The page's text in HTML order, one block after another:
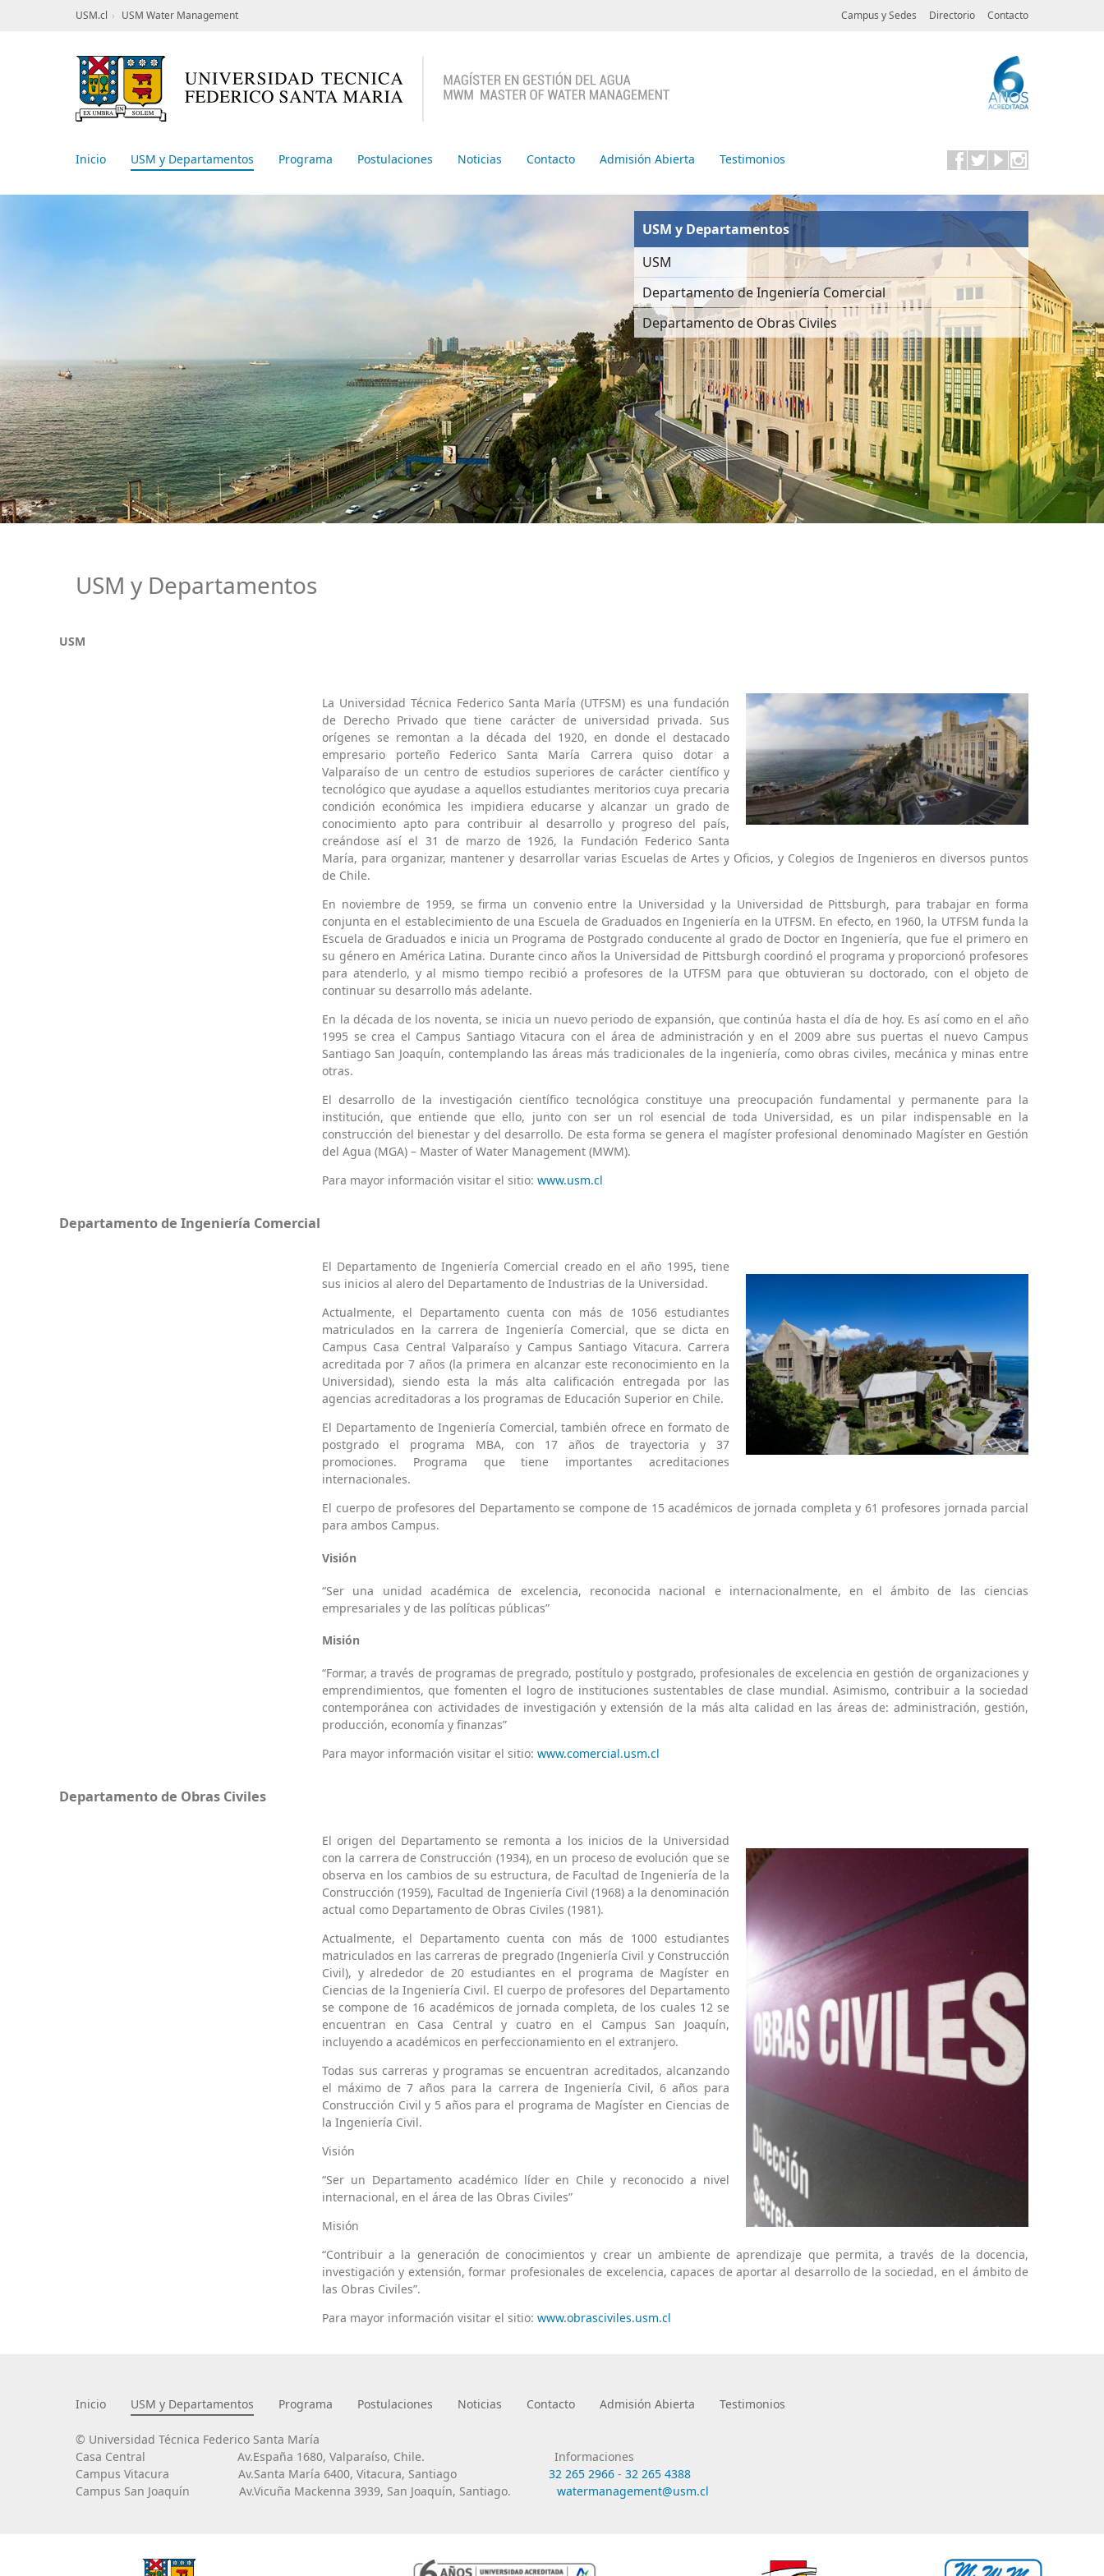
USM.cl USM Water Management Campus y Sedes Directorio Contacto
Inicio USM y Departamentos Programa Postulaciones Noticias Contacto Admisión Abierta Testimonios
USM y Departamentos
USM
Departamento de Ingeniería Comercial
Departamento de Obras Civiles
USM y Departamentos
USM
La Universidad Técnica Federico Santa María (UTFSM) es una fundación
de Derecho Privado que tiene carácter de universidad privada. Sus
orígenes se remontan a la década del 1920, en donde el destacado
empresario porteño Federico Santa María Carrera quiso dotar a
Valparaíso de un centro de estudios superiores de carácter científico y
tecnológico que ayudase a aquellos estudiantes meritorios cuya precaria
condición económica les impidiera educarse y alcanzar un grado de
conocimiento apto para contribuir al desarrollo y progreso del país,
creándose así el 31 de marzo de 1926, la Fundación Federico Santa
María, para organizar, mantener y desarrollar varias Escuelas de Artes y Oficios, y Colegios de Ingenieros en diversos puntos
de Chile.
En noviembre de 1959, se firma un convenio entre la Universidad y la Universidad de Pittsburgh, para trabajar en forma
conjunta en el establecimiento de una Escuela de Graduados en Ingeniería en la UTFSM. En efecto, en 1960, la UTFSM funda la
Escuela de Graduados e inicia un Programa de Postgrado conducente al grado de Doctor en Ingeniería, que fue el primero en
su género en América Latina. Durante cinco años la Universidad de Pittsburgh coordinó el programa y proporcionó profesores
para atenderlo, y al mismo tiempo recibió a profesores de la UTFSM para que obtuvieran su doctorado, con el objeto de
continuar su desarrollo más adelante.
En la década de los noventa, se inicia un nuevo periodo de expansión, que continúa hasta el día de hoy. Es así como en el año
1995 se crea el Campus Santiago Vitacura con el área de administración y en el 2009 abre sus puertas el nuevo Campus
Santiago San Joaquín, contemplando las áreas más tradicionales de la ingeniería, como obras civiles, mecánica y minas entre
otras.
El desarrollo de la investigación científico tecnológica constituye una preocupación fundamental y permanente para la
institución, que entiende que ello, junto con ser un rol esencial de toda Universidad, es un pilar indispensable en la
construcción del bienestar y del desarrollo. De esta forma se genera el magíster profesional denominado Magíster en Gestión
del Agua (MGA) – Master of Water Management (MWM).
Para mayor información visitar el sitio: www.usm.cl
Departamento de Ingeniería Comercial
El Departamento de Ingeniería Comercial creado en el año 1995, tiene
sus inicios al alero del Departamento de Industrias de la Universidad.
Actualmente, el Departamento cuenta con más de 1056 estudiantes
matriculados en la carrera de Ingeniería Comercial, que se dicta en
Campus Casa Central Valparaíso y Campus Santiago Vitacura. Carrera
acreditada por 7 años (la primera en alcanzar este reconocimiento en la
Universidad), siendo esta la más alta calificación entregada por las
agencias acreditadoras a los programas de Educación Superior en Chile.
El Departamento de Ingeniería Comercial, también ofrece en formato de
postgrado el programa MBA, con 17 años de trayectoria y 37
promociones. Programa que tiene importantes acreditaciones
internacionales.
El cuerpo de profesores del Departamento se compone de 15 académicos de jornada completa y 61 profesores jornada parcial
para ambos Campus.
Visión
“Ser una unidad académica de excelencia, reconocida nacional e internacionalmente, en el ámbito de las ciencias
empresariales y de las políticas públicas”
Misión
“Formar, a través de programas de pregrado, postítulo y postgrado, profesionales de excelencia en gestión de organizaciones y
emprendimientos, que fomenten el logro de instituciones sustentables de clase mundial. Asimismo, contribuir a la sociedad
contemporánea con actividades de investigación y extensión de la más alta calidad en las áreas de: administración, gestión,
producción, economía y finanzas”
Para mayor información visitar el sitio: www.comercial.usm.cl
Departamento de Obras Civiles
El origen del Departamento se remonta a los inicios de la Universidad
con la carrera de Construcción (1934), en un proceso de evolución que se
observa en los cambios de su estructura, de Facultad de Ingeniería de la
Construcción (1959), Facultad de Ingeniería Civil (1968) a la denominación
actual como Departamento de Obras Civiles (1981).
Actualmente, el Departamento cuenta con más de 1000 estudiantes
matriculados en las carreras de pregrado (Ingeniería Civil y Construcción
Civil), y alrededor de 20 estudiantes en el programa de Magíster en
Ciencias de la Ingeniería Civil. El cuerpo de profesores del Departamento
se compone de 16 académicos de jornada completa, de los cuales 12 se
encuentran en Casa Central y cuatro en el Campus San Joaquín,
incluyendo a académicos en perfeccionamiento en el extranjero.
Todas sus carreras y programas se encuentran acreditados, alcanzando
el máximo de 7 años para la carrera de Ingeniería Civil, 6 años para
Construcción Civil y 5 años para el programa de Magíster en Ciencias de
la Ingeniería Civil.
Visión
“Ser un Departamento académico líder en Chile y reconocido a nivel
internacional, en el área de las Obras Civiles”
Misión
“Contribuir a la generación de conocimientos y crear un ambiente de aprendizaje que permita, a través de la docencia,
investigación y extensión, formar profesionales de excelencia, capaces de aportar al desarrollo de la sociedad, en el ámbito de
las Obras Civiles”.
Para mayor información visitar el sitio: www.obrasciviles.usm.cl
Inicio USM y Departamentos Programa Postulaciones Noticias Contacto Admisión Abierta Testimonios
© Universidad Técnica Federico Santa María
Casa Central
Av.España 1680, Valparaíso, Chile.
Informaciones
Campus Vitacura
Av.Santa María 6400, Vitacura, Santiago 32 265 2966 - 32 265 4388
Campus San Joaquín
Av.Vicuña Mackenna 3939, San Joaquín, Santiago. watermanagement@usm.cl